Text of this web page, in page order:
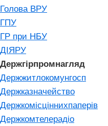
Голова ВРУ
ГПУ
ГР при НБУ
ДІЯРУ
Держгірпромнагляд
Держжитлокомунгосп
Держказначейство
Держкомісціннихпаперів
Держкомтелерадіо